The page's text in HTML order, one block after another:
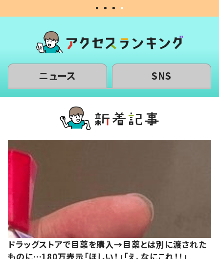
ニュース SNS
ドラッグストアで目薬を購入→目薬とは別に渡された
ものに…180万表示「ほしい！」「え、なにこれ！！」